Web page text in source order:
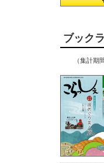
ブック
（集計期